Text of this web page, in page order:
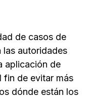
de casos de
las autoridades
aplicación de
fin de evitar más
dónde están los